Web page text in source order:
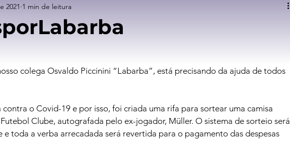
2021 1 min de leitura
colega Osvaldo Piccinini “Labarba”, está precisando da ajuda de todos
contra o Covid-19 e por isso, foi criada uma rifa para sortear uma camisa
Clube, autografada pelo ex-jogador, Müller. O sistema de sorteio será
toda a verba arrecadada será revertida para o pagamento das despesas